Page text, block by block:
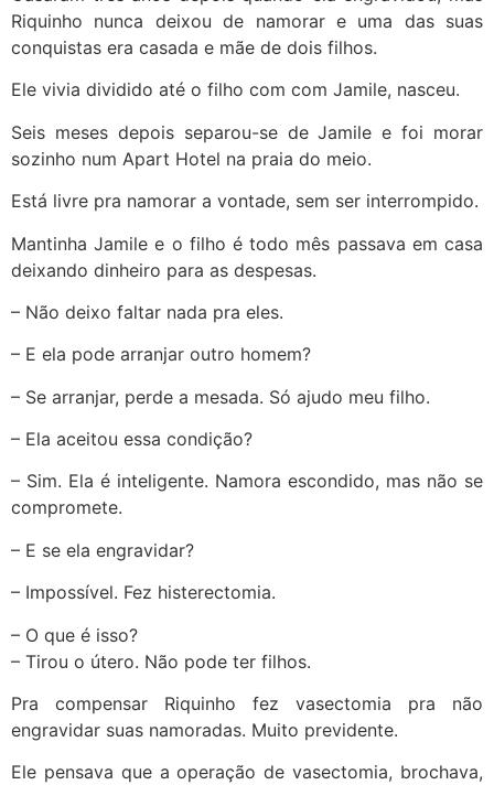
Riquinho nunca deixou de namorar e uma das suas
conquistas era casada e mãe de dois filhos.
Ele vivia dividido até o filho com com Jamile, nasceu.
Seis meses depois separou-se de Jamile e foi morar
sozinho num Apart Hotel na praia do meio.
Está livre pra namorar a vontade, sem ser interrompido.
Mantinha Jamile e o filho é todo mês passava em casa
deixando dinheiro para as despesas.
– Não deixo faltar nada pra eles.
– E ela pode arranjar outro homem?
– Se arranjar, perde a mesada. Só ajudo meu filho.
– Ela aceitou essa condição?
– Sim. Ela é inteligente. Namora escondido, mas não se
compromete.
– E se ela engravidar?
– Impossível. Fez histerectomia.
– O que é isso?
– Tirou o útero. Não pode ter filhos.
Pra compensar Riquinho fez vasectomia pra não
engravidar suas namoradas. Muito previdente.
Ele pensava que a operação de vasectomia, brochava,